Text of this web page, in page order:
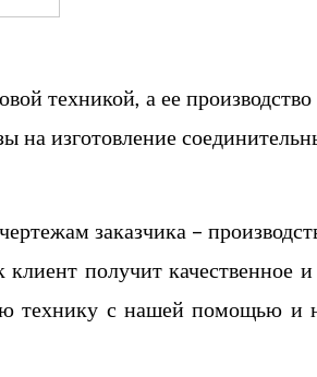
техникой, а ее
изготовление
заказчика –
получит качественное
технику с нашей помощью и